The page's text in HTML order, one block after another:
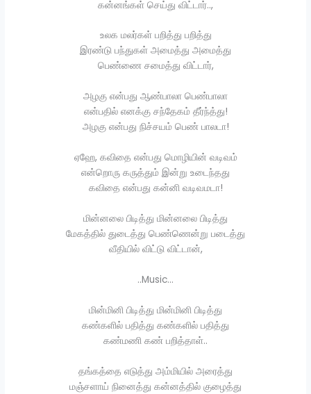
கன்னங்கள் செய்து விட்டார்..,
உலக மலர்கள் பறித்து பறித்து
இரண்டு பந்துகள் அமைத்து அமைத்து
பெண்ணை சமைத்து விட்டார்,
அழகு என்பது ஆண்பாலா பெண்பாலா
என்பதில் எனக்கு சந்தேகம் தீர்ந்த்து!
அழகு என்பது நிச்சயம் பெண் பாலடா!
ஏஹே, கவிதை என்பது மொழியின் வடிவம்
என்றொரு கருத்தும் இன்று உடைந்தது
கவிதை என்பது கன்னி வடிவமடா!
மின்னலை பிடித்து மின்னலை பிடித்து
மேகத்தில் துடைத்து பெண்ணென்று படைத்து
வீதியில் விட்டு விட்டான்,
..Music…
மின்மினி பிடித்து மின்மினி பிடித்து
கண்களில் பதித்து கண்களில் பதித்து
கண்மணி கண் பறித்தாள்..
தங்கத்தை எடுத்து அம்மியில் அரைத்து
மஞ்சளாய் நினைத்து கன்னத்தில் குழைத்து